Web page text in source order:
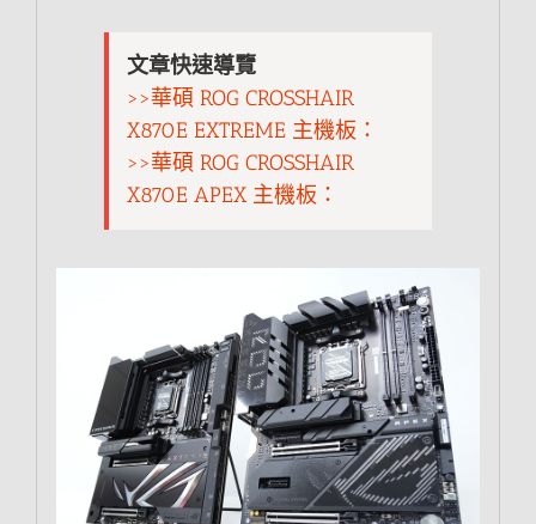
文章快速導覽
>>華碩 ROG CROSSHAIR
X870E EXTREME 主機板：
>>華碩 ROG CROSSHAIR
X870E APEX 主機板：